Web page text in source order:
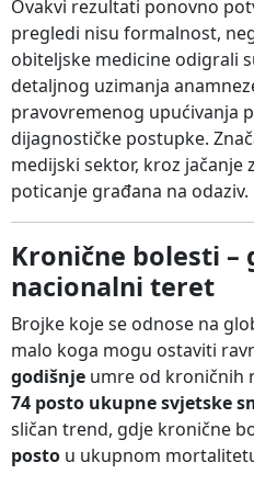
Ovakvi rezultati ponovno
pregledi nisu formalnost,
obiteljske medicine odigrali
detaljnog uzimanja
pravovremenog upućivanja
dijagnostičke postupke.
medijski sektor, kroz jačanje
poticanje građana na odaziv.
Kronične bolesti –
nacionalni teret
Brojke koje se odnose na
malo koga mogu ostaviti
godišnje umre od kroničnih
74 posto ukupne svjetske
sličan trend, gdje kronične
posto u ukupnom